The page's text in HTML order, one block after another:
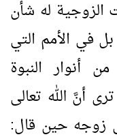
الزوجية له شأن
في الأمم التي
أنوار النبوة
أنَّ الله تعالى
زوجه حين قال: